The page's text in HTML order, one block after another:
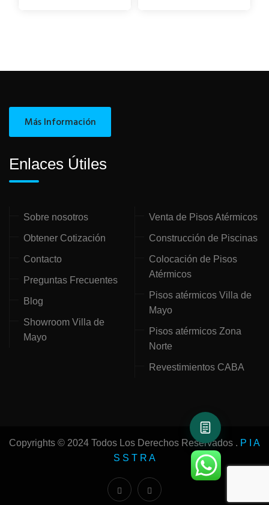
Más Información
Enlaces Útiles
Sobre nosotros
Obtener Cotización
Contacto
Preguntas Frecuentes
Blog
Showroom Villa de
Mayo
Venta de Pisos Atérmicos
Construcción de Piscinas
Colocación de Pisos
Atérmicos
Pisos atérmicos Villa de
Mayo
Pisos atérmicos Zona
Norte
Revestimientos CABA
Copyrights © 2024 Todos Los Derechos Reservados . P I A
S S T R A